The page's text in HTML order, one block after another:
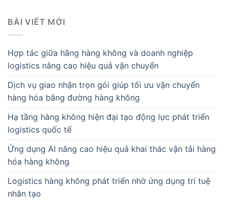
BÀI VIẾT MỚI
Hợp tác giữa hãng hàng không và doanh nghiệp
logistics nâng cao hiệu quả vận chuyển
Dịch vụ giao nhận trọn gói giúp tối ưu vận chuyển
hàng hóa bằng đường hàng không
Hạ tầng hàng không hiện đại tạo động lực phát triển
logistics quốc tế
Ứng dụng AI nâng cao hiệu quả khai thác vận tải hàng
hóa hàng không
Logistics hàng không phát triển nhờ ứng dụng trí tuệ
nhân tạo